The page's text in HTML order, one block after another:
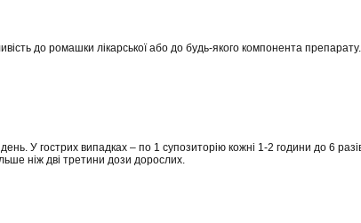
до ромашки лікарської або до будь-якого компонента препарату.
У гострих випадках – по 1 супозиторію кожні 1-2 години до 6
ніж дві третини дози дорослих.